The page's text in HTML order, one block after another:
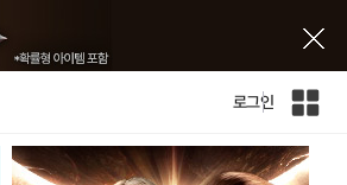
로그인
인
전
체